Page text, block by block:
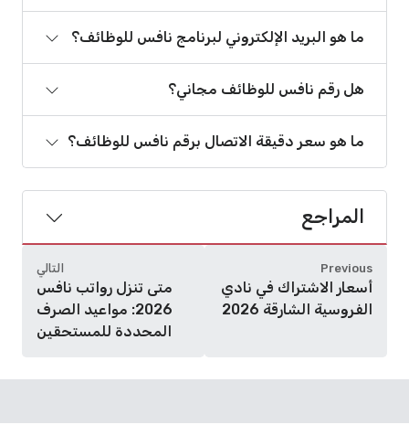
ما هو البريد الإلكتروني لبرنامج نافس للوظائف؟
هل رقم نافس للوظائف مجاني؟
ما هو سعر دقيقة الاتصال برقم نافس للوظائف؟
المراجع
Previous
أسعار الاشتراك في نادي
الفروسية الشارقة 2026
التالي
متى تنزل رواتب نافس
2026: مواعيد الصرف
المحددة للمستحقين